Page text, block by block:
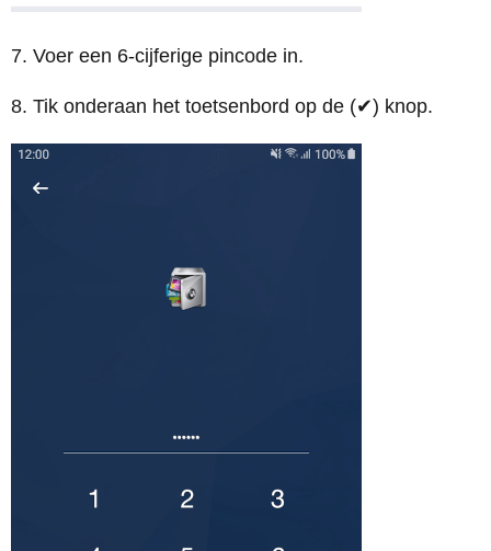
7. Voer een 6-cijferige pincode in.
8. Tik onderaan het toetsenbord op de (✔) knop.